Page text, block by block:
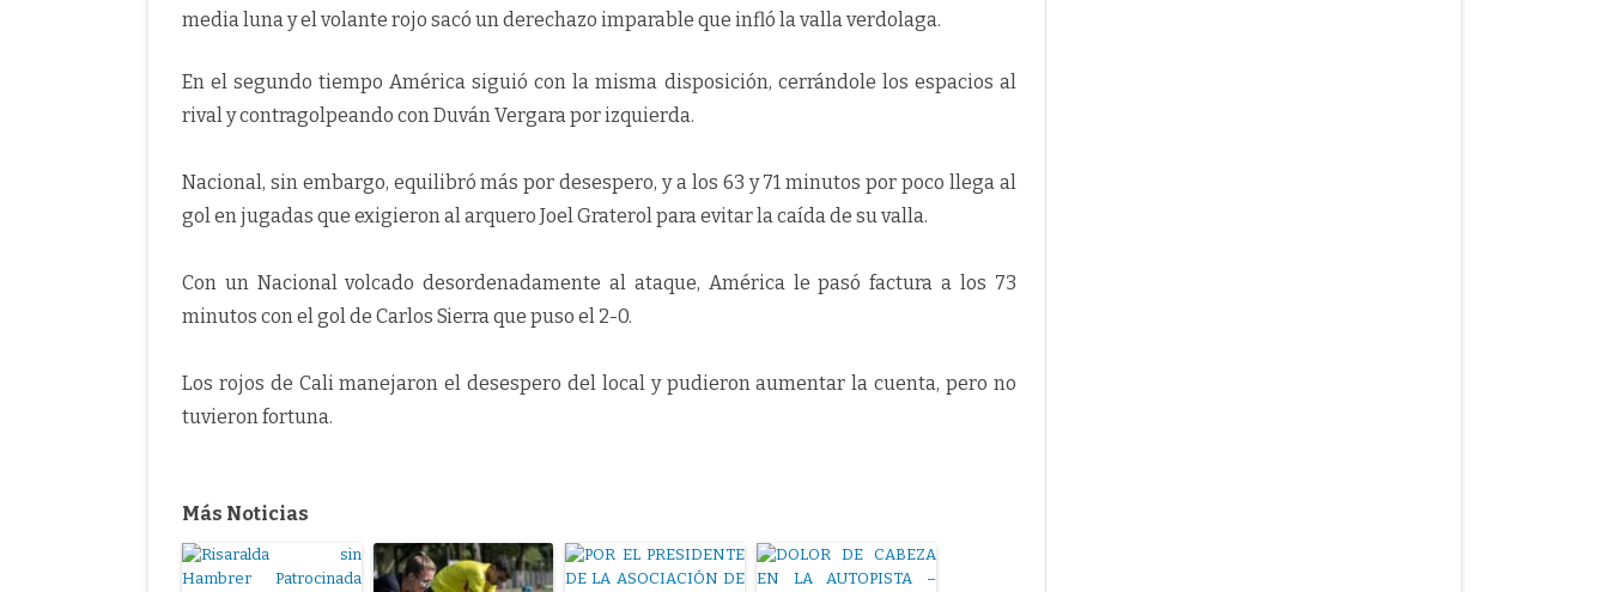
media luna y el volante rojo sacó un derechazo imparable que infló la valla verdolaga.
En el segundo tiempo América siguió con la misma disposición, cerrándole los espacios al
rival y contragolpeando con Duván Vergara por izquierda.
Nacional, sin embargo, equilibró más por desespero, y a los 63 y 71 minutos por poco llega al
gol en jugadas que exigieron al arquero Joel Graterol para evitar la caída de su valla.
Con un Nacional volcado desordenadamente al ataque, América le pasó factura a los 73
minutos con el gol de Carlos Sierra que puso el 2-0.
Los rojos de Cali manejaron el desespero del local y pudieron aumentar la cuenta, pero no
tuvieron fortuna.
Más Noticias